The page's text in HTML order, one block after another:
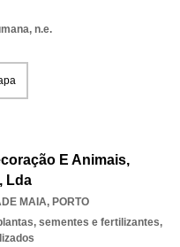
n.e.
E Animais,
Lda
MAIA, PORTO
sementes e fertilizantes,